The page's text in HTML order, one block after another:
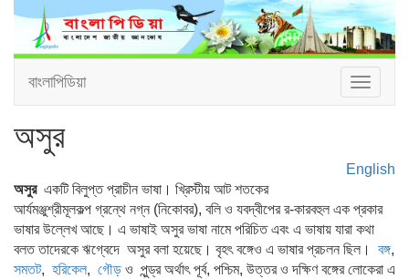
Toggle
বাংলাপিডিয়া
অসুর
English
অসুরএকটি বিলুপ্ত প্রাচীন ভাষা। খ্রিস্টীয় আট শতকের
আর্যমঞ্জুশ্রীমূলকল্প গ্রন্থে নগ্ন (নিকোবর), বলি ও যবদ্বীপের র-কারবহুল এক প্রকার
ভাষার উল্লেখ আছে। এ ভাষাই অসুর ভাষা নামে পরিচিত এবং এ ভাষায় যারা কথা
বলত তাদেরকে ঋগ্বেদে অসুর বলা হয়েছে। বৃহৎ বঙ্গেও এ ভাষার প্রচলন ছিল। বঙ্গ,
সমতট, হরিকেল, গৌড় ও পুন্ড্র অর্থাৎ পূর্ব, পশ্চিম, উত্তর ও দক্ষিণ বঙ্গের লোকেরা এ